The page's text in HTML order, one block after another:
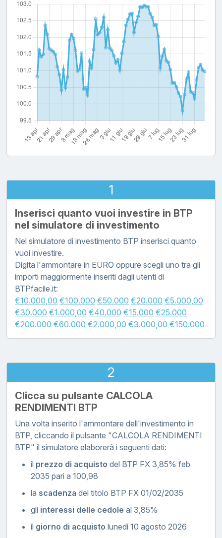
1
Inserisci quanto vuoi investire in BTP
nel simulatore di investimento
Nel simulatore di investimento BTP inserisci quanto
vuoi investire.
Digita l'ammontare in EURO oppure scegli uno tra gli
importi maggiormente inseriti dagli utenti di
BTPfacile.it:
€10.000,00 €100.000 €50.000 €20.000 €5.000,00
€30.000 €1.000,00 €40.000 €15.000 €25.000
€200.000 €60.000 €2.000,00 €3.000,00 €150.000
2
Clicca su pulsante CALCOLA
RENDIMENTI BTP
Una volta inserito l'ammontare dell'investimento in
BTP, cliccando il pulsante "CALCOLA RENDIMENTI
BTP" il simulatore elaborerà i seguenti dati:
il prezzo di acquisto del BTP FX 3,85% feb
2035 pari a 100,98
la scadenza del titolo BTP FX 01/02/2035
gli interessi delle cedole al 3,85%
il giorno di acquisto lunedì 10 agosto 2026